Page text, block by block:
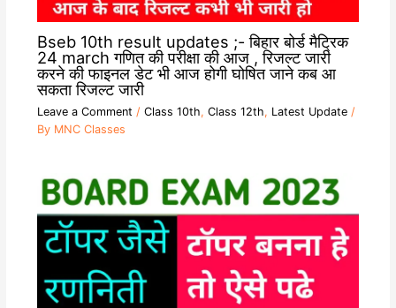
Bseb 10th result updates ;- बिहार बोर्ड मैट्रिक
24 march गणित की परीक्षा की आज , रिजल्ट जारी
करने की फाइनल डेट भी आज होगी घोषित जाने कब आ
सकता रिजल्ट जारी
Leave a Comment / Class 10th, Class 12th, Latest Update/
By MNC Classes